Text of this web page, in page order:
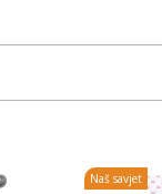
Naš savjet